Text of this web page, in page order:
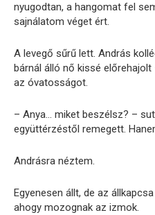
nyugodtan, a hangomat fel
sajnálatom véget ért.
A levegő sűrű lett. András
bárnál álló nő kissé
az óvatosságot.
– Anya… miket beszélsz? –
együttérzéstől remegett.
Andrásra néztem.
Egyenesen állt, de az
ahogy mozognak az izmok.